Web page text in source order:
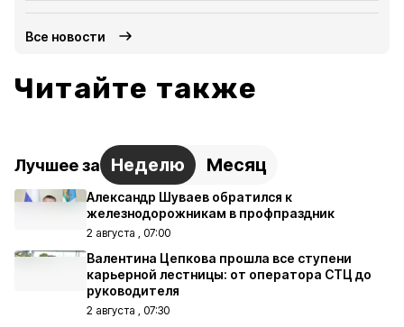
Все новости
Читайте также
Лучшее за Неделю Месяц
Александр Шуваев обратился к
железнодорожникам в профпраздник
2 августа , 07:00
Валентина Цепкова прошла все ступени
карьерной лестницы: от оператора СТЦ до
руководителя
2 августа , 07:30